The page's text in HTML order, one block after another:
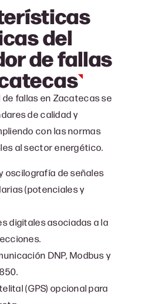
del
de fallas
fallas en Zacatecas se
de calidad y
con las normas
al sector energético.
oscilografía de señales
(potenciales y
digitales asociadas a la
DNP, Modbus y
(GPS) opcional para